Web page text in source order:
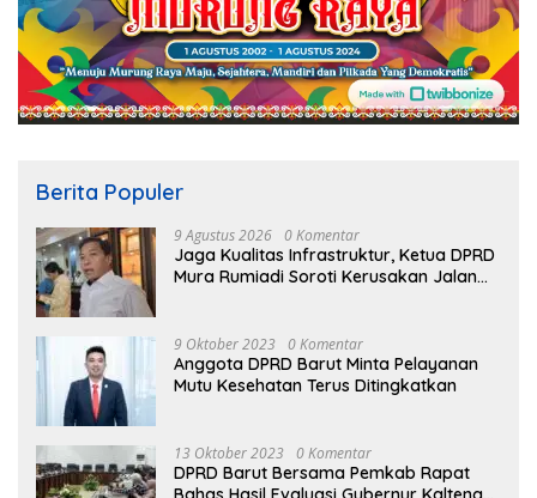
Berita Populer
9 Agustus 2026 0 Komentar
Jaga Kualitas Infrastruktur, Ketua DPRD
Mura Rumiadi Soroti Kerusakan Jalan
9 Oktober 2023 0 Komentar
Anggota DPRD Barut Minta Pelayanan
Mutu Kesehatan Terus Ditingkatkan
13 Oktober 2023 0 Komentar
DPRD Barut Bersama Pemkab Rapat